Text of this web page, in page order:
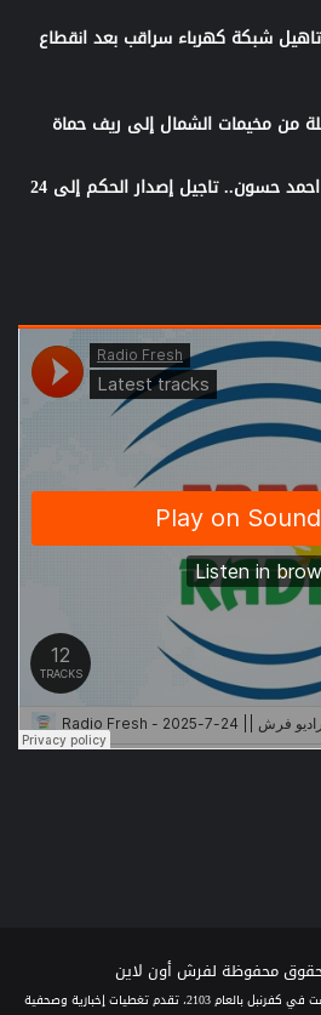
شبكة كهرباء سراقب بعد انقطاع
الجلسة الخامسة لمحاكمة احمد حسون.. تاجيل إصدار الحكم إلى 24
مؤسسة إعلامية سورية مستقلة تأسست في كفرنبل بالعام 2103، تقدم تغطيات إخبارية وصحفية